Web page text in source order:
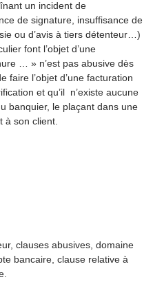
un incident de
de signature, insuffisance de
ou d’avis à tiers détenteur…)
font l’objet d’une
… » n’est pas abusive dès
faire l’objet d’une facturation
et qu’il n’existe aucune
banquier, le plaçant dans une
à son client.
clauses abusives, domaine
bancaire, clause relative à